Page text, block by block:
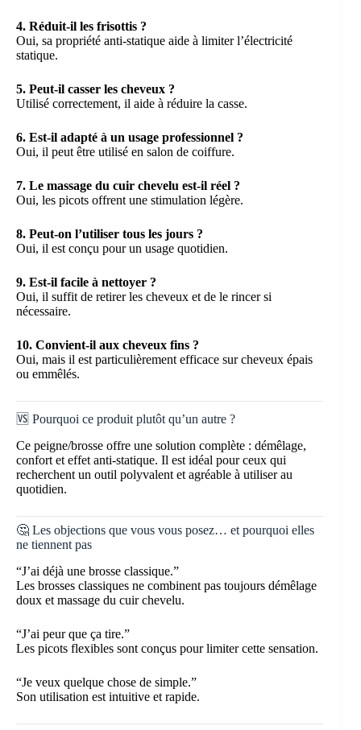
4. Réduit-il les frisottis ?
Oui, sa propriété anti-statique aide à limiter l’électricité
statique.
5. Peut-il casser les cheveux ?
Utilisé correctement, il aide à réduire la casse.
6. Est-il adapté à un usage professionnel ?
Oui, il peut être utilisé en salon de coiffure.
7. Le massage du cuir chevelu est-il réel ?
Oui, les picots offrent une stimulation légère.
8. Peut-on l’utiliser tous les jours ?
Oui, il est conçu pour un usage quotidien.
9. Est-il facile à nettoyer ?
Oui, il suffit de retirer les cheveux et de le rincer si
nécessaire.
10. Convient-il aux cheveux fins ?
Oui, mais il est particulièrement efficace sur cheveux épais
ou emmêlés.
🆚 Pourquoi ce produit plutôt qu’un autre ?
Ce peigne/brosse offre une solution complète : démêlage,
confort et effet anti-statique. Il est idéal pour ceux qui
recherchent un outil polyvalent et agréable à utiliser au
quotidien.
🤔 Les objections que vous vous posez… et pourquoi elles
ne tiennent pas
“J’ai déjà une brosse classique.”
Les brosses classiques ne combinent pas toujours démêlage
doux et massage du cuir chevelu.
“J’ai peur que ça tire.”
Les picots flexibles sont conçus pour limiter cette sensation.
“Je veux quelque chose de simple.”
Son utilisation est intuitive et rapide.